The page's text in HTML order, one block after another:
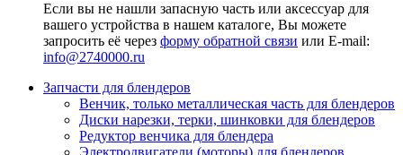
Если вы не нашли запасную часть или аксессуар для
вашего устройства в нашем каталоге, Вы можете
запросить её через форму обратной связи или E-mail:
info@2740000.ru
Запчасти для блендеров
Венчик, только металлическая часть для блендеров
Диски нарезки, терки, шинковки для блендеров
Редуктор венчика для блендера
Электродвигатели (моторы) для блендеров